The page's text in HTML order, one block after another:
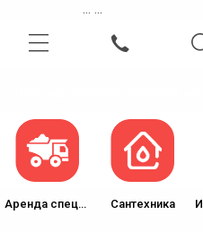
... ...
Аренда спецтехники Сантехника